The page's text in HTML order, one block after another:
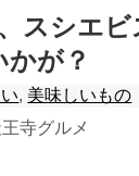
スシエビ
かが？
, 美味しいもの
寺グルメ